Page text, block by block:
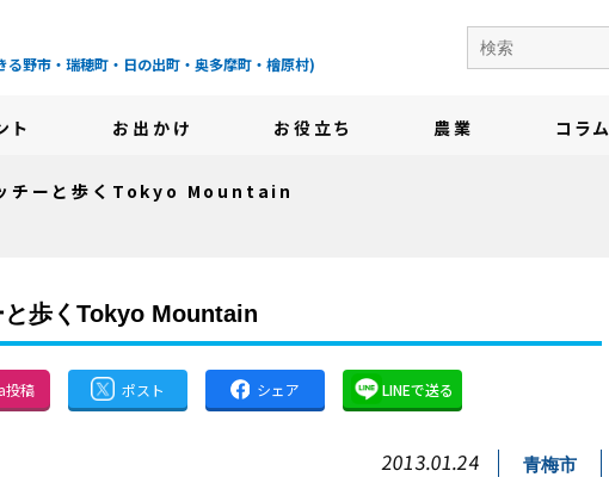
多摩の地域情報サイト-
る野市・瑞穂町・日の出町・奥多摩町・檜原村)
ト お出かけ お役立ち 農業 コラム
チーと歩くTokyo Mountain
と歩くTokyo Mountain
投稿 ポスト シェア LINEで送る
2013.01.24 青梅市